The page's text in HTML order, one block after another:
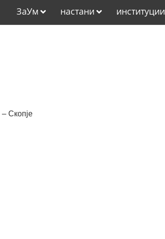
ЗаУм настани институции
Скопје